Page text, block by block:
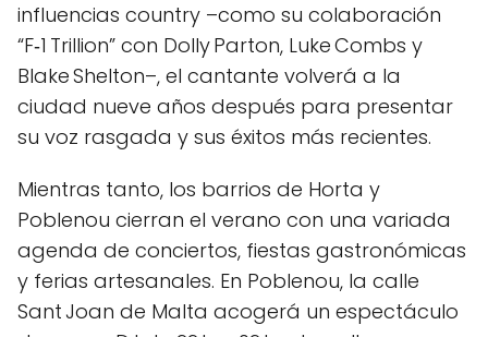
influencias country –como su colaboración
“F‑1 Trillion” con Dolly Parton, Luke Combs y
Blake Shelton–, el cantante volverá a la
ciudad nueve años después para presentar
su voz rasgada y sus éxitos más recientes.
Mientras tanto, los barrios de Horta y
Poblenou cierran el verano con una variada
agenda de conciertos, fiestas gastronómicas
y ferias artesanales. En Poblenou, la calle
Sant Joan de Malta acogerá un espectáculo